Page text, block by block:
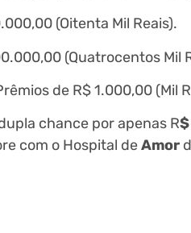
(Oitenta Mil Reais).
(Quatrocentos Mil
de R$ 1.000,00 (Mil
chance por apenas R
com o Hospital deAmor